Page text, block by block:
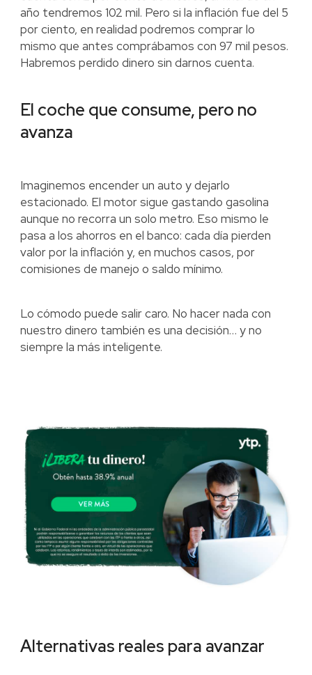
año tendremos 102 mil. Pero si la inflación fue del 5
por ciento, en realidad podremos comprar lo
mismo que antes comprábamos con 97 mil pesos.
Habremos perdido dinero sin darnos cuenta.
El coche que consume, pero no
avanza
Imaginemos encender un auto y dejarlo
estacionado. El motor sigue gastando gasolina
aunque no recorra un solo metro. Eso mismo le
pasa a los ahorros en el banco: cada día pierden
valor por la inflación y, en muchos casos, por
comisiones de manejo o saldo mínimo.
Lo cómodo puede salir caro. No hacer nada con
nuestro dinero también es una decisión… y no
siempre la más inteligente.
Alternativas reales para avanzar